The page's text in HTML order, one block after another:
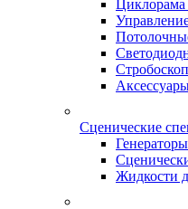
Циклорама
Сценические
Жидкости